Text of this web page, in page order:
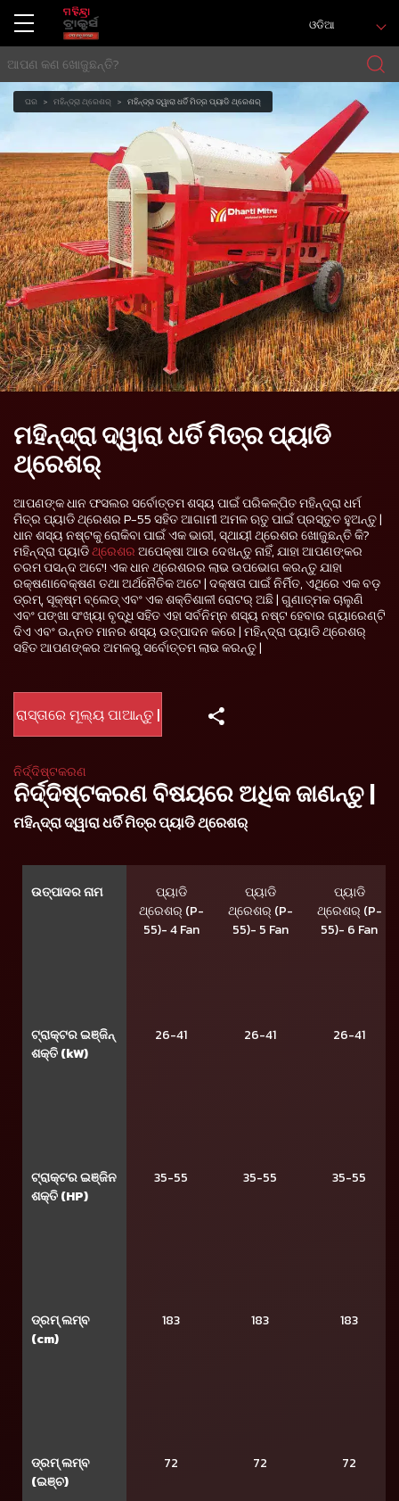
ଓଡିଆ
ଘର ମହିନ୍ଦ୍ରା ଥ୍ରେଶର୍ ମହିନ୍ଦ୍ରା ଦ୍ୱାରା ଧର୍ତି ମିତ୍ର ପ୍ୟାଡି ଥ୍ରେଶର୍
ମହିନ୍ଦ୍ରା ଦ୍ୱାରା ଧର୍ତି ମିତ୍ର ପ୍ୟାଡି
ଥ୍ରେଶର୍
ଆପଣଙ୍କ ଧାନ ଫସଲର ସର୍ବୋତ୍ତମ ଶସ୍ୟ ପାଇଁ ପରିକଳ୍ପିତ ମହିନ୍ଦ୍ରା ଧର୍ମ
ମିତ୍ର ପ୍ୟାଡି ଥ୍ରେଶର P-55 ସହିତ ଆଗାମୀ ଅମଳ ଋତୁ ପାଇଁ ପ୍ରସ୍ତୁତ ହୁଅନ୍ତୁ |
ଧାନ ଶସ୍ୟ ନଷ୍ଟକୁ ରୋକିବା ପାଇଁ ଏକ ଭାରୀ, ସ୍ଥାୟୀ ଥ୍ରେଶର ଖୋଜୁଛନ୍ତି କି?
ମହିନ୍ଦ୍ରା ପ୍ୟାଡିଥ୍ରେଶରଅପେକ୍ଷା ଆଉ ଦେଖନ୍ତୁ ନାହିଁ, ଯାହା ଆପଣଙ୍କର
ଚରମ ପସନ୍ଦ ଅଟେ! ଏକ ଧାନ ଥ୍ରେଶରର ଲାଭ ଉପଭୋଗ କରନ୍ତୁ ଯାହା
ରକ୍ଷଣାବେକ୍ଷଣ ତଥା ଅର୍ଥନୈତିକ ଅଟେ | ଦକ୍ଷତା ପାଇଁ ନିର୍ମିତ, ଏଥିରେ ଏକ ବଡ଼
ଡ୍ରମ୍, ସୂକ୍ଷ୍ମ ବ୍ଲେଡ୍ ଏବଂ ଏକ ଶକ୍ତିଶାଳୀ ରୋଟର୍ ଅଛି | ଗୁଣାତ୍ମକ ଚାଲୁଣି
ଏବଂ ପଙ୍ଖା ସଂଖ୍ୟା ବୃଦ୍ଧି ସହିତ ଏହା ସର୍ବନିମ୍ନ ଶସ୍ୟ ନଷ୍ଟ ହେବାର ଗ୍ୟାରେଣ୍ଟି
ଦିଏ ଏବଂ ଉନ୍ନତ ମାନର ଶସ୍ୟ ଉତ୍ପାଦନ କରେ | ମହିନ୍ଦ୍ରା ପ୍ୟାଡି ଥ୍ରେଶର୍
ସହିତ ଆପଣଙ୍କର ଅମଳରୁ ସର୍ବୋତ୍ତମ ଲାଭ କରନ୍ତୁ |
ରାସ୍ତାରେ ମୂଲ୍ୟ ପାଆନ୍ତୁ |
ନିର୍ଦ୍ଦିଷ୍ଟକରଣ
ନିର୍ଦ୍ଦିଷ୍ଟକରଣ ବିଷୟରେ ଅଧିକ ଜାଣନ୍ତୁ |
ମହିନ୍ଦ୍ରା ଦ୍ୱାରା ଧର୍ତି ମିତ୍ର ପ୍ୟାଡି ଥ୍ରେଶର୍
ଉତ୍ପାଦର ନାମ
ଟ୍ରାକ୍ଟର ଇଞ୍ଜିନ୍
ଶକ୍ତି (kW)
ଟ୍ରାକ୍ଟର ଇଞ୍ଜିନ
ଶକ୍ତି (HP)
ଡ୍ରମ୍ ଲମ୍ବ
(cm)
ଡ୍ରମ୍ ଲମ୍ବ
(ଇଞ୍ଚ)
ପ୍ୟାଡି
ଥ୍ରେଶର୍ (P-
55)- 4 Fan
26-41
35-55
183
72
ପ୍ୟାଡି
ଥ୍ରେଶର୍ (P-
55)- 5 Fan
26-41
35-55
183
72
ପ୍ୟାଡି
ଥ୍ରେଶର୍ (P-
55)- 6 Fan
26-41
35-55
183
72